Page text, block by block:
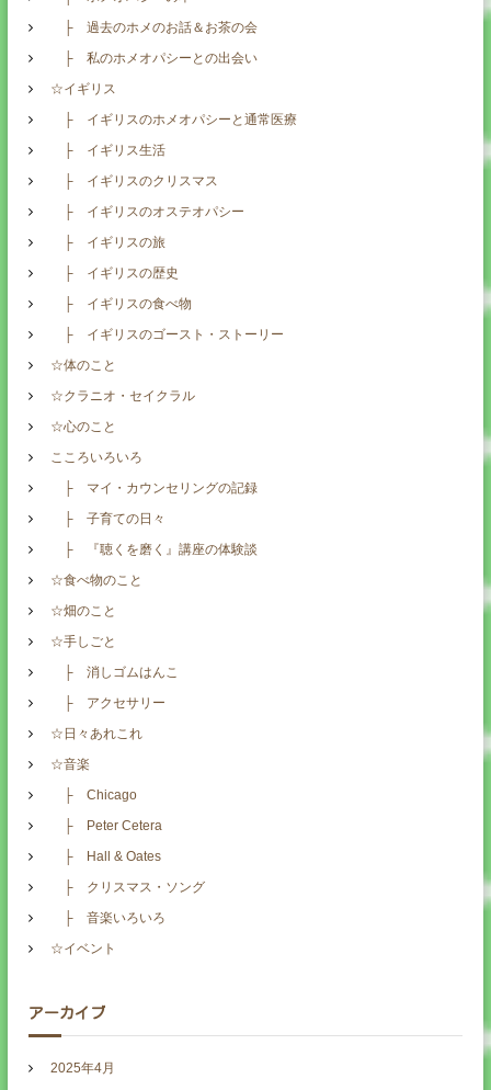
├ 過去のホメのお話＆お茶の会
├ 私のホメオパシーとの出会い
☆イギリス
├ イギリスのホメオパシーと通常医療
├ イギリス生活
├ イギリスのクリスマス
├ イギリスのオステオパシー
├ イギリスの旅
├ イギリスの歴史
├ イギリスの食べ物
├ イギリスのゴースト・ストーリー
☆体のこと
☆クラニオ・セイクラル
☆心のこと
こころいろいろ
├ マイ・カウンセリングの記録
├ 子育ての日々
├ 『聴くを磨く』講座の体験談
☆食べ物のこと
☆畑のこと
☆手しごと
├ 消しゴムはんこ
├ アクセサリー
☆日々あれこれ
☆音楽
├ Chicago
├ Peter Cetera
├ Hall & Oates
├ クリスマス・ソング
├ 音楽いろいろ
☆イベント
アーカイブ
2025年4月